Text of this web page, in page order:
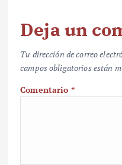
Deja un
Tu dirección de correo
campos obligatorios están
Comentario *